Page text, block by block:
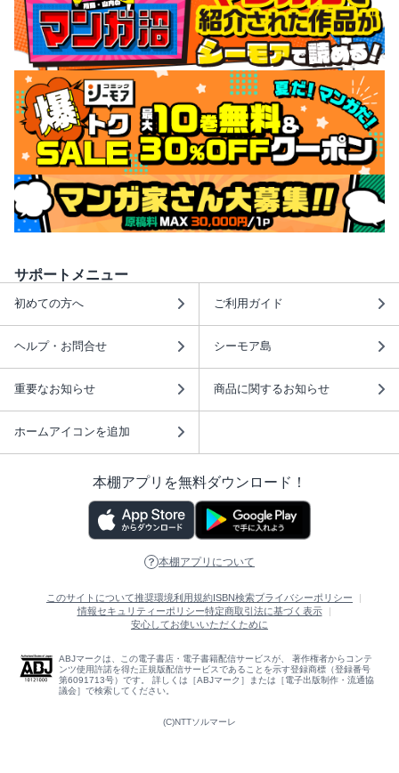
サポートメニュー
初めての方へ ご利用ガイド
ヘルプ・お問合せ シーモア島
重要なお知らせ 商品に関するお知らせ
ホームアイコンを追加
本棚アプリを無料ダウンロード！
本棚アプリについて
このサイトについて推奨環境利用規約 ISBN検索プライバシーポリシー
情報セキュリティーポリシー特定商取引法に基づく表示
安心してお使いいただくために
ABJマークは、この電子書店・電子書籍配信サービスが、 著作権者からコンテ
ンツ使用許諾を得た正規版配信サービスであることを示す登録商標（登録番号
第6091713号）です。 詳しくは［ABJマーク］または［電子出版制作・流通協
議会］で検索してください。
(C)NTTソルマーレ